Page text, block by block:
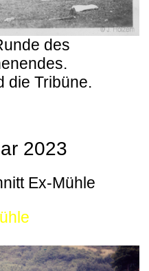
des
die Tribüne.
2023
Ex-Mühle